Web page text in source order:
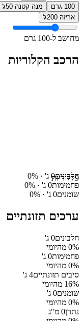
100 גרם מנה קטנה 50ג'
אריזה 200ג'
מחושב ל-100 גרם
הרכב הקלוריות
9קלוריות
חלבונים0 ג' · 0%
פחמימות0 ג' · 0%
שומנים0 ג' · 0%
ערכים תזונתיים
חלבונים0 ג'
0% מהיומי
פחמימות0 ג'
0% מהיומי
סיבים תזונתיים4 ג'
16% מהיומי
שומנים0 ג'
0% מהיומי
נתרן0 מ"ג